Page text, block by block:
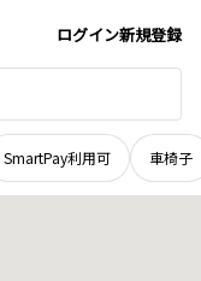
ログイン新規登録
SmartPay利用可 車椅子